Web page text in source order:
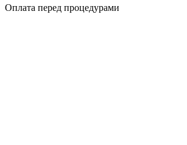
Оплата перед процедурами